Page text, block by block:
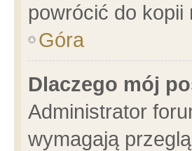
powrócić do
Góra
Dlaczego mój
Administrator
wymagają